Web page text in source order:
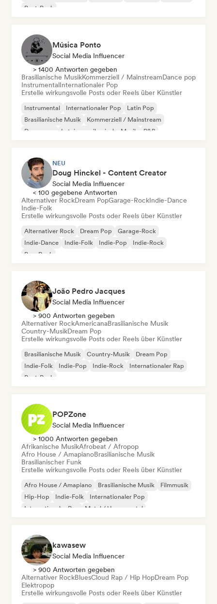
Post-Punk
Música Ponto
Social Media Influencer
> 1400 Antworten gegeben
Brasilianische MusikKommerziell / MainstreamDance pop
InstrumentalInternationaler Pop
Erstelle wirkungsvolle Posts oder Reels über Künstler
Instrumental Internationaler Pop
Latin Pop
Brasilianische Musik
Kommerziell / Mainstream
Dance pop
Lateinamerikanische Musik R&B
NEU
Doug Hinckel - Content Creator
Social Media Influencer
< 100 gegebene Antworten
Alternativer RockDream PopGarage-RockIndie-Dance
Indie-Folk
Erstelle wirkungsvolle Posts oder Reels über Künstler
Alternativer Rock Dream Pop
Garage-Rock
Indie-Dance
Indie-Folk Indie-Pop
Indie-Rock
Pop-Rock
João Pedro Jacques
Social Media Influencer
> 900 Antworten gegeben
Alternativer RockAmericanaBrasilianische Musik
Country-MusikDream Pop
Erstelle wirkungsvolle Posts oder Reels über Künstler
Brasilianische Musik Country-Musik
Dream Pop
Indie-Folk
Indie-Pop Indie-Rock
Internationaler Rap
Post-Punk
POPZone
Social Media Influencer
> 1000 Antworten gegeben
Afrikanische MusikAfrobeat / Afropop
Afro House / AmapianoBrasilianische Musik
Brasilianischer Funk
Erstelle wirkungsvolle Posts oder Reels über Künstler
Afro House / Amapiano Brasilianische Musik
Filmmusik
Hip-Hop
Indie-Folk
Internationaler Pop
Internationaler Rap
Metal / Heavy metal
kawasew
Social Media Influencer
> 900 Antworten gegeben
Alternativer RockBluesCloud Rap / Hip HopDream Pop
Elektropop
Erstelle wirkungsvolle Posts oder Reels über Künstler